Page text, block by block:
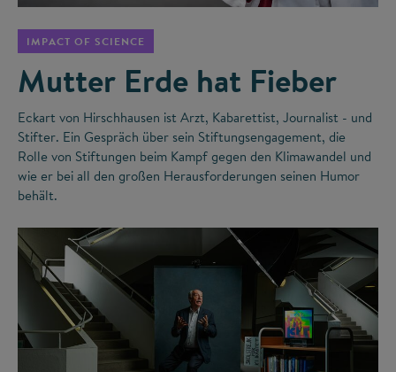
IMPACT OF SCIENCE
Mutter Erde hat Fieber
Eckart von Hirschhausen ist Arzt, Kabarettist, Journalist - und
Stifter. Ein Gespräch über sein Stiftungsengagement, die
Rolle von Stiftungen beim Kampf gegen den Klimawandel und
wie er bei all den großen Herausforderungen seinen Humor
behält.